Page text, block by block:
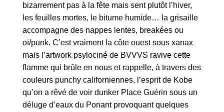
bizarrement pas à la fête mais sent plutôt l’hiver,
les feuilles mortes, le bitume humide… la grisaille
accompagne des nappes lentes, breakées ou
oï/punk. C’est vraiment la côte ouest sous xanax
mais l’artwork psylociné de BVVVS ravive cette
flamme qui brûle en nous et rappelle, à travers des
couleurs punchy californiennes, l’esprit de Kobe
qu’on a rêvé de voir dunker Place Guérin sous un
déluge d’eaux du Ponant provoquant quelques